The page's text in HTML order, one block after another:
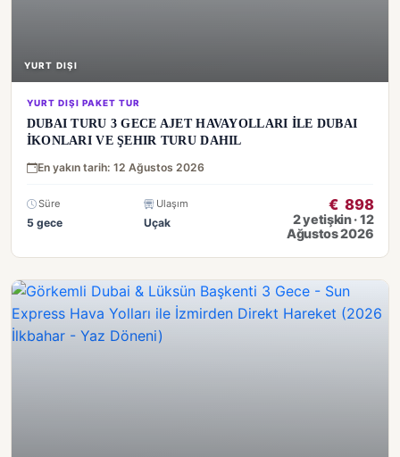
YURT DIŞI
YURT DIŞI PAKET TUR
DUBAI TURU 3 GECE AJET HAVAYOLLARI İLE DUBAI
İKONLARI VE ŞEHIR TURU DAHIL
En yakın tarih: 12 Ağustos 2026
Süre
5 gece
Ulaşım
Uçak
€ 898
2 yetişkin · 12
Ağustos 2026